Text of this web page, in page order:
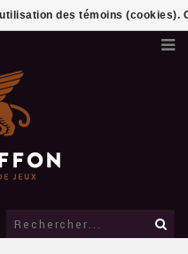
des témoins